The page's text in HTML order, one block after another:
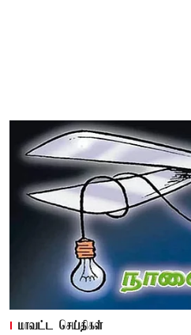
மாவட்ட செய்திகள்